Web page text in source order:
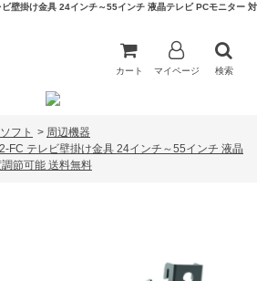
壁掛け金具 24インチ～55インチ 液晶テレビ PCモニター 対
カート マイページ 検索
フト > 周辺機器
FC テレビ壁掛け金具 24インチ～55インチ 液晶
節可能 送料無料